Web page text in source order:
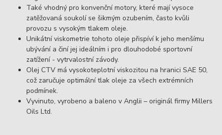
Také vhodný pro konvenční motory, které mají vysoce
zatěžovaná soukolí se šikmým ozubením, často kvůli
provozu s vysokým tlakem oleje.
Unikátní viskometrie tohoto oleje přispíví k jeho menšímu
ubývání a činí jej ideálním i pro dlouhodobé sportovní
zatížení - vytrvalostní závody.
Olej CTV má vysokoteplotní viskozitou na hranici SAE 50,
což zaručuje optimální tlak oleje za všech extrémních
podmínek.
Vyvinuto, vyrobeno a baleno v Anglii – originál firmy Millers
Oils Ltd.